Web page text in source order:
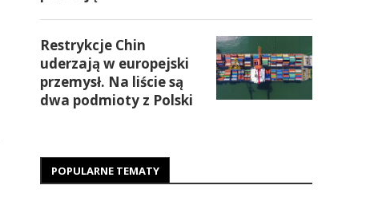
Restrykcje Chin
uderzają w europejski
przemysł. Na liście są
dwa podmioty z Polski
POPULARNE TEMATY